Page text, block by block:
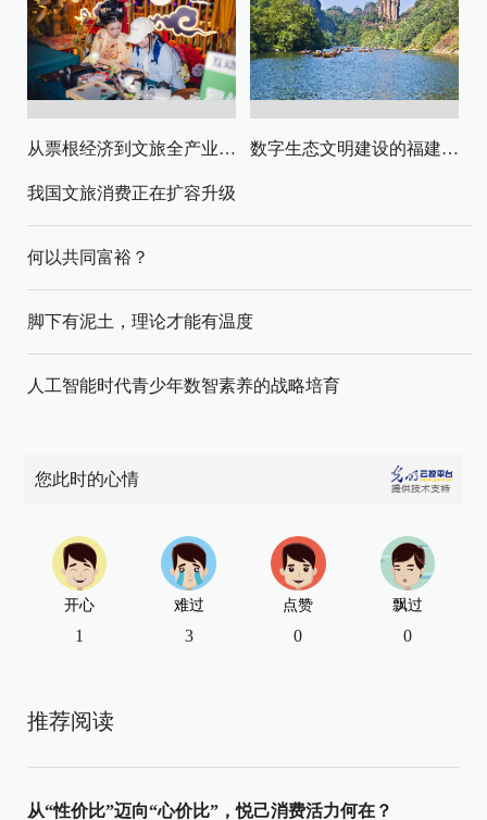
从票根经济到文旅全产业链升级 数字生态文明建设的福建路径与启示
我国文旅消费正在扩容升级
何以共同富裕？
脚下有泥土，理论才能有温度
人工智能时代青少年数智素养的战略培育
您此时的心情
开心
1
难过
3
点赞
0
飘过
0
推荐阅读
从“性价比”迈向“心价比”，悦己消费活力何在？